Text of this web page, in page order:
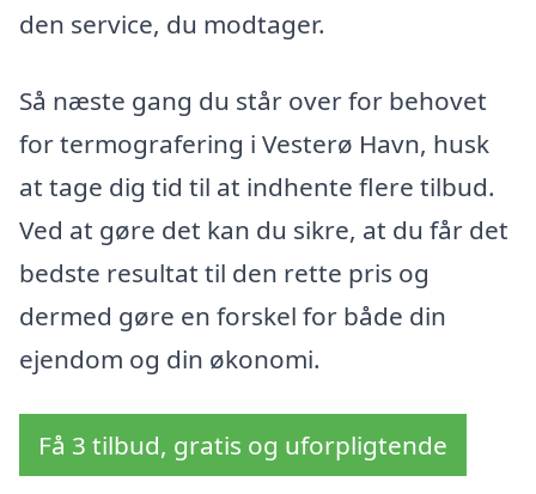
den service, du modtager.
Så næste gang du står over for behovet
for termografering i Vesterø Havn, husk
at tage dig tid til at indhente flere tilbud.
Ved at gøre det kan du sikre, at du får det
bedste resultat til den rette pris og
dermed gøre en forskel for både din
ejendom og din økonomi.
Få 3 tilbud, gratis og uforpligtende